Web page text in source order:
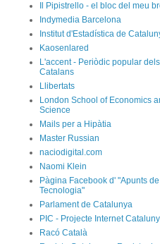
Il Pipistrello - el bloc del meu
Indymedia Barcelona
Institut d'Estadística de
Kaosenlared
L'accent - Periòdic popular
Catalans
Llibertats
London School of Economics
Science
Mails per a Hipàtia
Master Russian
naciodigital.com
Naomi Klein
Pàgina Facebook d' "Apunts de
Tecnologia"
Parlament de Catalunya
PIC - Projecte Internet
Racó Català